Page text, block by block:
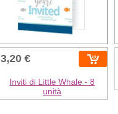
3,20 €
Inviti di Little Whale - 8
unità